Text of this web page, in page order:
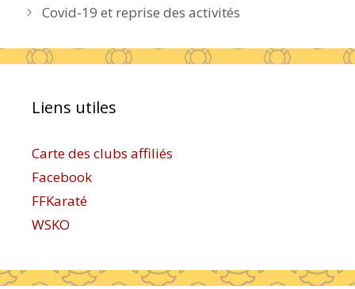
Covid-19 et reprise des activités
Liens utiles
Carte des clubs affiliés
Facebook
FFKaraté
WSKO